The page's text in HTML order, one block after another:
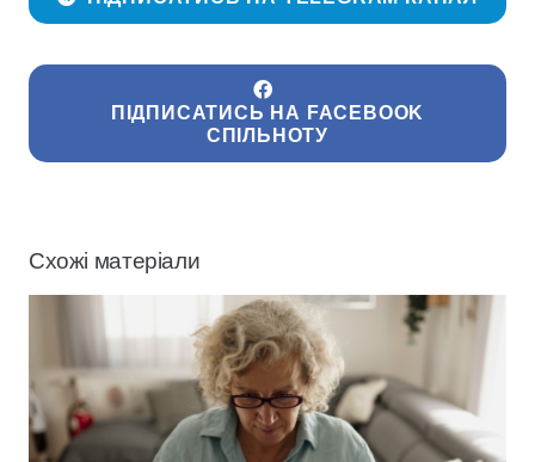
ПІДПИСАТИСЬ НА FACEBOOK
СПІЛЬНОТУ
Схожі матеріали